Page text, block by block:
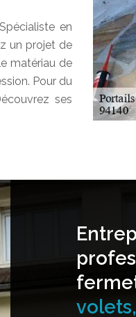
en
un projet de
matériau de
Pour du
ses